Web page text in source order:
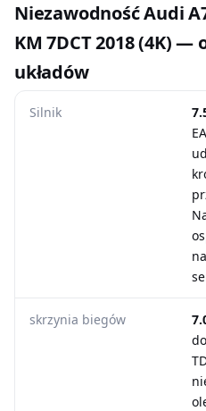
Niezawodność Audi
KM 7DCT 2018 (4K) —
układów
Silnik
skrzynia biegów